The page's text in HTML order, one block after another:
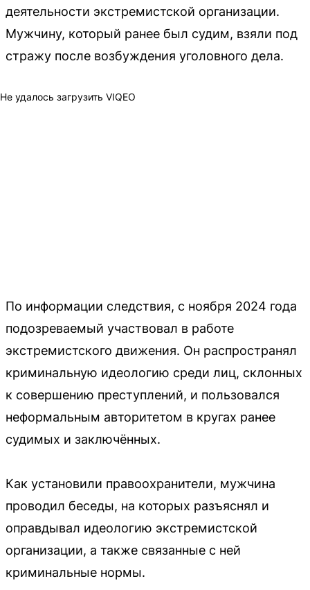
деятельности экстремистской организации.
Мужчину, который ранее был судим, взяли под
стражу после возбуждения уголовного дела.
Не удалось загрузить VIQEO
По информации следствия, с ноября 2024 года
подозреваемый участвовал в работе
экстремистского движения. Он распространял
криминальную идеологию среди лиц, склонных
к совершению преступлений, и пользовался
неформальным авторитетом в кругах ранее
судимых и заключённых.
Как установили правоохранители, мужчина
проводил беседы, на которых разъяснял и
оправдывал идеологию экстремистской
организации, а также связанные с ней
криминальные нормы.